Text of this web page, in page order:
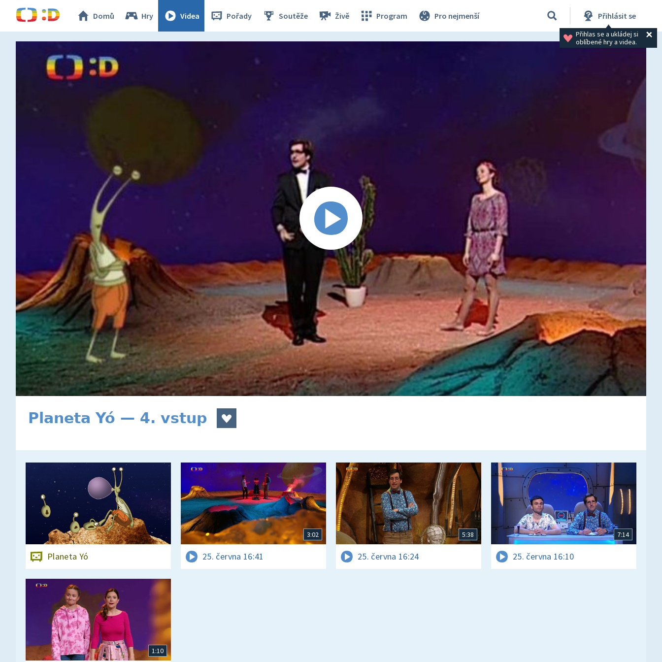
Domů Hry Videa Pořady Soutěže Živě Program Pro nejmenší Přihlásit se
Přihlas se a ukládej si
oblíbené hry a videa.
Planeta Yó — 4. vstup
Planeta Yó
3:02
25. června 16:41
5:38
25. června 16:24
7:14
25. června 16:10
1:10